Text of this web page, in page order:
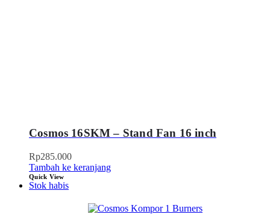
Cosmos 16SKM – Stand Fan 16 inch
Rp285.000
Tambah ke keranjang
Quick View
Stok habis